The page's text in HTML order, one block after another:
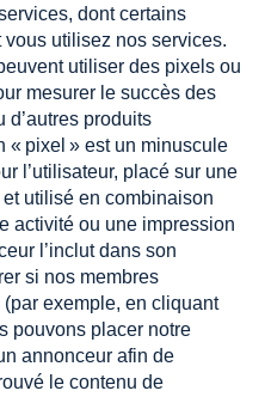
dont certains
utilisez nos services.
utiliser des pixels ou
mesurer le succès des
d’autres produits
« pixel » est un minuscule
l’utilisateur, placé sur une
utilisé en combinaison
activité ou une impression
l’inclut dans son
si nos membres
exemple, en cliquant
pouvons placer notre
annonceur afin de
le contenu de